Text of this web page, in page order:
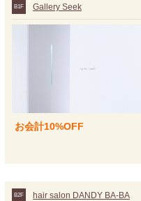
B1F Gallery Seek
お会計10%OFF
B2F hair salon DANDY BA-BA